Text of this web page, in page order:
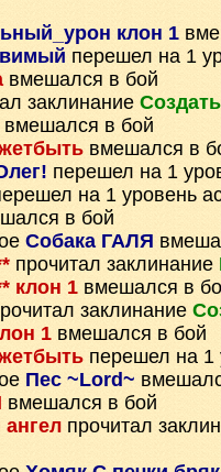
клон 1
перешел на 1
вмешался в бой
заклинание
вмешался в бой
вмешался в
перешел на 1
на 1 уровень
в бой
Собака ГАЛЯ
прочитал заклинание
клон 1 вмешался в
заклинание
1 вмешался в бой
перешел на 1
Пес ~Lord~
вмешался в бой
прочитал